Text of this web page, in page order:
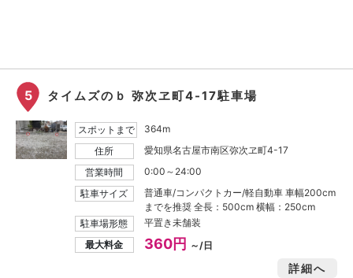
5 タイムズのｂ 弥次ヱ町4-17駐車場
スポットまで
364m
住所
愛知県名古屋市南区弥次ヱ町4-17
営業時間
0:00～24:00
駐車サイズ
普通車/コンパクトカー/軽自動車 車幅200cm
までを推奨 全長：500cm 横幅：250cm
駐車場形態
平置き未舗装
最大料金
360円 ～/日
詳細へ